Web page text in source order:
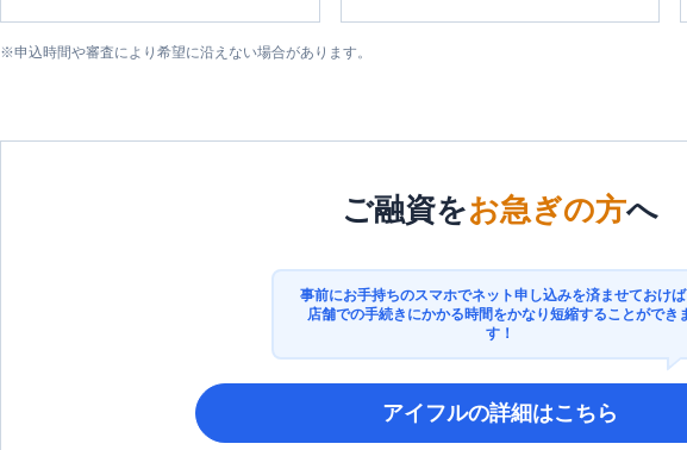
※申込時間や審査により希望に沿えない場合があります。
ご融資をお急ぎの方へ
事前にお手持ちのスマホでネット申し込みを済ませておけば
店舗での手続きにかかる時間をかなり短縮することができ
す！
アイフルの詳細はこちら